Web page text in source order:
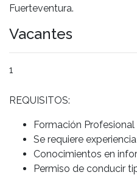
Fuerteventura.
Vacantes
1
REQUISITOS:
Formación Profesional
Se requiere
Conocimientos en
Permiso de conducir